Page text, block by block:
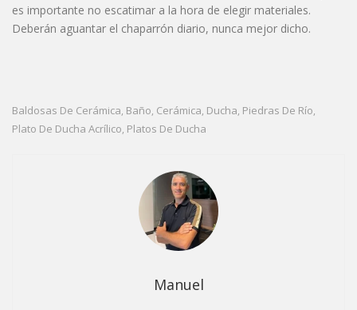
es importante no escatimar a la hora de elegir materiales.
Deberán aguantar el chaparrón diario, nunca mejor dicho.
Baldosas De Cerámica, Baño, Cerámica, Ducha, Piedras De Río,
Plato De Ducha Acrílico, Platos De Ducha
Manuel